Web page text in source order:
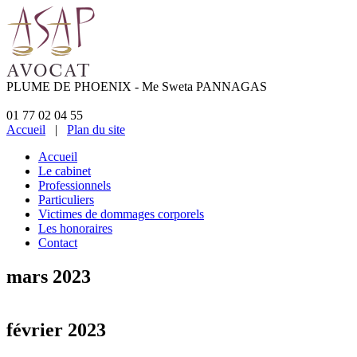
PLUME DE PHOENIX - Me Sweta PANNAGAS
01 77 02 04 55
Accueil | Plan du site
Accueil
Le cabinet
Professionnels
Particuliers
Victimes de dommages corporels
Les honoraires
Contact
mars 2023
mercredi 15 10:01:42
février 2023